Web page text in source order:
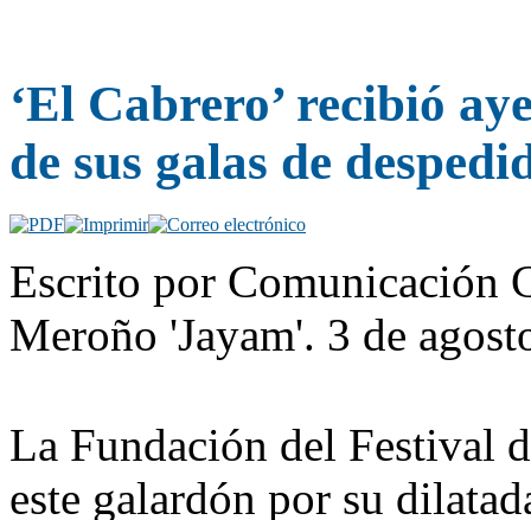
‘El Cabrero’ recibió
de sus galas de
Escrito por Comunicación
Meroño 'Jayam'. 3 de
La Fundación del Festival
este galardón por su